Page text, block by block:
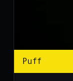
Puff